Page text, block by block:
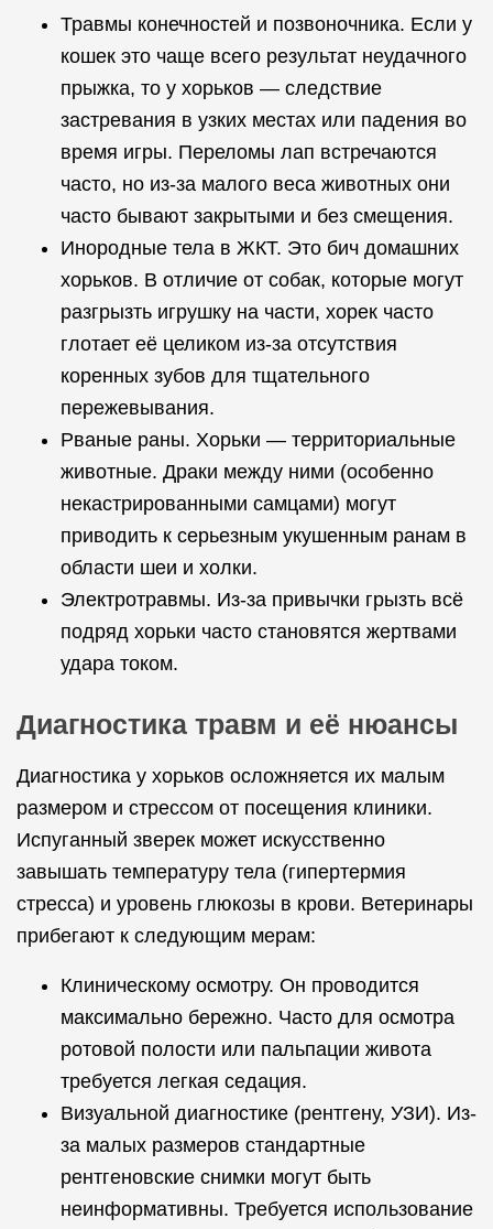
Травмы конечностей и позвоночника. Если у
кошек это чаще всего результат неудачного
прыжка, то у хорьков — следствие
застревания в узких местах или падения во
время игры. Переломы лап встречаются
часто, но из-за малого веса животных они
часто бывают закрытыми и без смещения.
Инородные тела в ЖКТ. Это бич домашних
хорьков. В отличие от собак, которые могут
разгрызть игрушку на части, хорек часто
глотает её целиком из-за отсутствия
коренных зубов для тщательного
пережевывания.
Рваные раны. Хорьки — территориальные
животные. Драки между ними (особенно
некастрированными самцами) могут
приводить к серьезным укушенным ранам в
области шеи и холки.
Электротравмы. Из-за привычки грызть всё
подряд хорьки часто становятся жертвами
удара током.
Диагностика травм и её нюансы
Диагностика у хорьков осложняется их малым
размером и стрессом от посещения клиники.
Испуганный зверек может искусственно
завышать температуру тела (гипертермия
стресса) и уровень глюкозы в крови. Ветеринары
прибегают к следующим мерам:
Клиническому осмотру. Он проводится
максимально бережно. Часто для осмотра
ротовой полости или пальпации живота
требуется легкая седация.
Визуальной диагностике (рентгену, УЗИ). Из-
за малых размеров стандартные
рентгеновские снимки могут быть
неинформативны. Требуется использование